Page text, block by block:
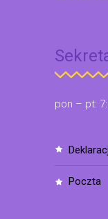
pon – pt:
poczta